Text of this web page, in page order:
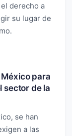
derecho a
su lugar de
México para
sector de la
se han
a las